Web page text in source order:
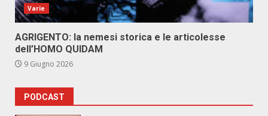
Varie
AGRIGENTO: la nemesi storica e le articolesse
dell’HOMO QUIDAM
9 Giugno 2026
PODCAST